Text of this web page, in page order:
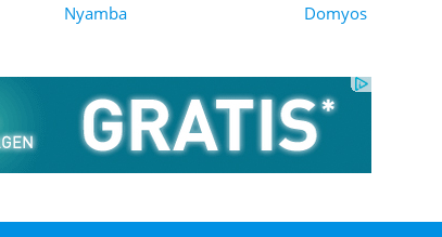
Nyamba
Domyos